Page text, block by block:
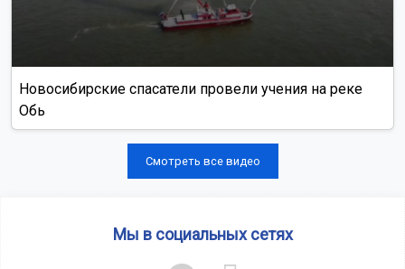
Новосибирские спасатели провели учения на реке
Обь
Смотреть все видео
Мы в социальных сетях